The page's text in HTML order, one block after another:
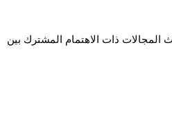
المجالات ذات الاهتمام المشترك بين